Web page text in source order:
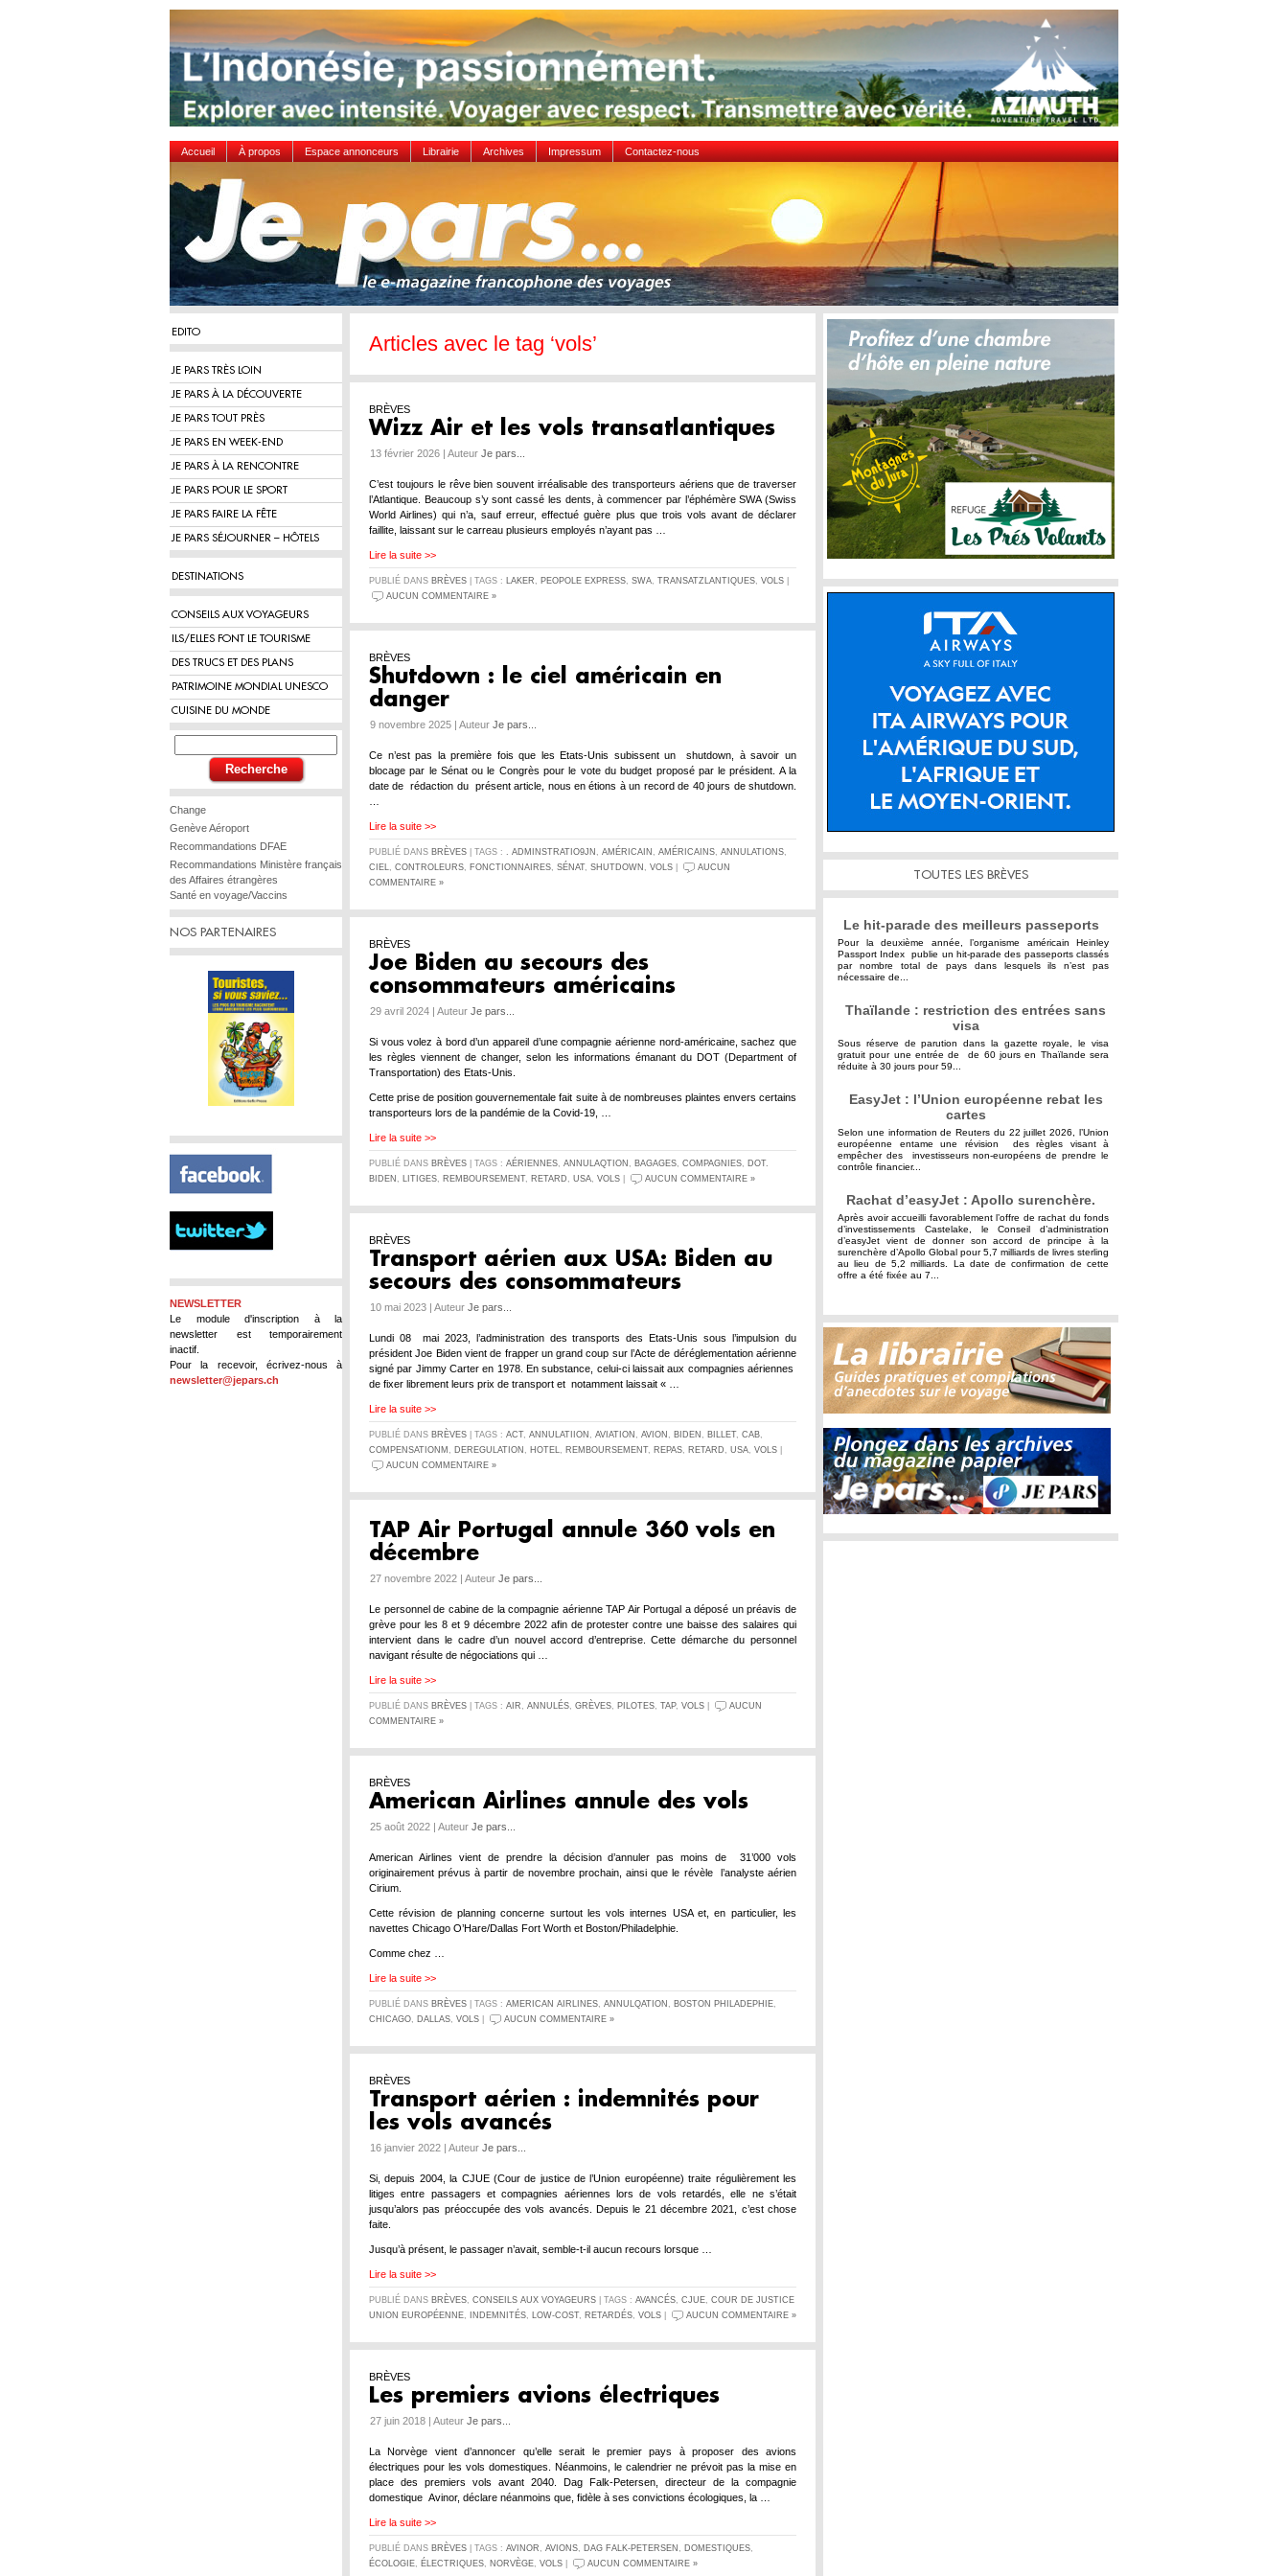
Accueil À propos Espace annonceurs Librairie Archives Impressum Contactez-nous
EDITO
JE PARS TRÈS LOIN
JE PARS À LA DÉCOUVERTE
JE PARS TOUT PRÈS
JE PARS EN WEEK-END
JE PARS À LA RENCONTRE
JE PARS POUR LE SPORT
JE PARS FAIRE LA FÊTE
JE PARS SÉJOURNER – HÔTELS
DESTINATIONS
CONSEILS AUX VOYAGEURS
ILS/ELLES FONT LE TOURISME
DES TRUCS ET DES PLANS
PATRIMOINE MONDIAL UNESCO
CUISINE DU MONDE
Change
Genève Aéroport
Recommandations DFAE
Recommandations Ministère français
des Affaires étrangères
Santé en voyage/Vaccins
NOS PARTENAIRES
NEWSLETTER
Le module d'inscription à la
newsletter est temporairement
inactif.
Pour la recevoir, écrivez-nous à
newsletter@jepars.ch
Articles avec le tag ‘vols’
BRÈVES
Wizz Air et les vols transatlantiques
13 février 2026 | Auteur Je pars...
C’est toujours le rêve bien souvent irréalisable des transporteurs aériens que de traverser
l’Atlantique. Beaucoup s’y sont cassé les dents, à commencer par l’éphémère SWA (Swiss
World Airlines) qui n’a, sauf erreur, effectué guère plus que trois vols avant de déclarer
faillite, laissant sur le carreau plusieurs employés n’ayant pas …
Lire la suite >>
PUBLIÉ DANS BRÈVES | TAGS : LAKER , PEOPOLE EXPRESS, SWA, TRANSATZLANTIQUES, VOLS
AUCUN COMMENTAIRE »
BRÈVES
Shutdown : le ciel américain en
danger
9 novembre 2025 | Auteur Je pars...
Ce n’est pas la première fois que les Etats-Unis subissent un shutdown, à savoir un
blocage par le Sénat ou le Congrès pour le vote du budget proposé par le président. A la
date de rédaction du présent article, nous en étions à un record de 40 jours de shutdown.
Lire la suite >>
PUBLIÉ DANS BRÈVES | TAGS : . ADMINSTRATIO9JN , AMÉRICAIN , AMÉRICAINS, ANNULATIONS,
CIEL, CONTROLEURS, FONCTIONNAIRES, SÉNAT, SHUTDOWN , VOLS
AUCUN
COMMENTAIRE »
BRÈVES
Joe Biden au secours des
consommateurs américains
29 avril 2024 | Auteur Je pars...
Si vous volez à bord d’un appareil d’une compagnie aérienne nord-américaine, sachez que
les règles viennent de changer, selon les informations émanant du DOT (Department of
Transportation) des Etats-Unis.
Cette prise de position gouvernementale fait suite à de nombreuses plaintes envers certains
transporteurs lors de la pandémie de la Covid-19, …
Lire la suite >>
PUBLIÉ DANS BRÈVES | TAGS : AÉRIENNES, ANNULAQTION , BAGAGES, COMPAGNIES, DOT.
BIDEN , LITIGES, REMBOURSEMENT, RETARD , USA, VOLS AUCUN COMMENTAIRE »
BRÈVES
Transport aérien aux USA: Biden au
secours des consommateurs
10 mai 2023 | Auteur Je pars...
Lundi 08 mai 2023, l’administration des transports des Etats-Unis sous l’impulsion du
président Joe Biden vient de frapper un grand coup sur l’Acte de déréglementation aérienne
signé par Jimmy Carter en 1978. En substance, celui-ci laissait aux compagnies aériennes
de fixer librement leurs prix de transport et notamment laissait « …
Lire la suite >>
PUBLIÉ DANS BRÈVES | TAGS : ACT, ANNULATIION , AVIATION , AVION , BIDEN , BILLET, CAB,
COMPENSATIONM , DEREGULATION , HOTEL, REMBOURSEMENT, REPAS, RETARD , USA, VOLS
AUCUN COMMENTAIRE »
TAP Air Portugal annule 360 vols en
décembre
27 novembre 2022 | Auteur Je pars...
Le personnel de cabine de la compagnie aérienne TAP Air Portugal a déposé un préavis de
grève pour les 8 et 9 décembre 2022 afin de protester contre une baisse des salaires qui
intervient dans le cadre d’un nouvel accord d’entreprise. Cette démarche du personnel
navigant résulte de négociations qui …
Lire la suite >>
PUBLIÉ DANS BRÈVES | TAGS : AIR , ANNULÉS, GRÈVES, PILOTES, TAP, VOLS
AUCUN
COMMENTAIRE »
BRÈVES
American Airlines annule des vols
25 août 2022 | Auteur Je pars...
American Airlines vient de prendre la décision d’annuler pas moins de 31’000 vols
originairement prévus à partir de novembre prochain, ainsi que le révèle l’analyste aérien
Cirium.
Cette révision de planning concerne surtout les vols internes USA et, en particulier, les
navettes Chicago O’Hare/Dallas Fort Worth et Boston/Philadelphie.
Comme chez …
Lire la suite >>
PUBLIÉ DANS BRÈVES | TAGS : AMERICAN AIRLINES, ANNULQATION , BOSTON PHILADEPHIE,
CHICAGO, DALLAS, VOLS AUCUN COMMENTAIRE »
BRÈVES
Transport aérien : indemnités pour
les vols avancés
16 janvier 2022 | Auteur Je pars...
Si, depuis 2004, la CJUE (Cour de justice de l’Union européenne) traite régulièrement les
litiges entre passagers et compagnies aériennes lors de vols retardés, elle ne s’était
jusqu’alors pas préoccupée des vols avancés. Depuis le 21 décembre 2021, c’est chose
faite.
Jusqu’à présent, le passager n’avait, semble-t-il aucun recours lorsque …
Lire la suite >>
PUBLIÉ DANS BRÈVES, CONSEILS AUX VOYAGEURS | TAGS : AVANCÉS, CJUE, COUR DE JUSTICE
UNION EUROPÉENNE, INDEMNITÉS, LOW-COST, RETARDÉS, VOLS AUCUN COMMENTAIRE »
BRÈVES
Les premiers avions électriques
27 juin 2018 | Auteur Je pars...
La Norvège vient d’annoncer qu’elle serait le premier pays à proposer des avions
électriques pour les vols domestiques. Néanmoins, le calendrier ne prévoit pas la mise en
place des premiers vols avant 2040. Dag Falk-Petersen, directeur de la compagnie
domestique Avinor, déclare néanmoins que, fidèle à ses convictions écologiques, la …
Lire la suite >>
PUBLIÉ DANS BRÈVES | TAGS : AVINOR , AVIONS, DAG FALK-PETERSEN , DOMESTIQUES,
ÉCOLOGIE, ÉLECTRIQUES, NORVÈGE, VOLS AUCUN COMMENTAIRE »
TOUTES LES BRÈVES
Le hit-parade des meilleurs passeports
Pour la deuxième année, l’organisme américain Heinley
Passport Index publie un hit-parade des passeports classés
par nombre total de pays dans lesquels ils n’est pas
nécessaire de...
Thaïlande : restriction des entrées sans
visa
Sous réserve de parution dans la gazette royale, le visa
gratuit pour une entrée de de 60 jours en Thaïlande sera
réduite à 30 jours pour 59...
EasyJet : l’Union européenne rebat les
cartes
Selon une information de Reuters du 22 juillet 2026, l’Union
européenne entame une révision des règles visant à
empêcher des investisseurs non-européens de prendre le
contrôle financier...
Rachat d’easyJet : Apollo surenchère.
Après avoir accueilli favorablement l’offre de rachat du fonds
d’investissements Castelake, le Conseil d’administration
d’easyJet vient de donner son accord de principe à la
surenchère d’Apollo Global pour 5,7 milliards de livres sterling
au lieu de 5,2 milliards. La date de confirmation de cette
offre a été fixée au 7...